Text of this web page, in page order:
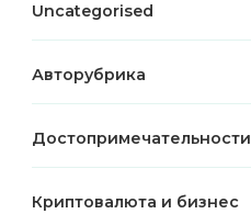
Uncategorised
Авторубрика
Достопримечательности
Криптовалюта и бизнес